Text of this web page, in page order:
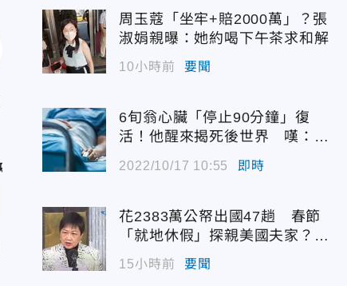
周玉蔻「坐牢+賠2000萬」？張
淑娟親曝：她約喝下午茶求和解
10小時前 要聞
6旬翁心臟「停止90分鐘」復
活！他醒來揭死後世界 嘆：很
2022/10/17 10:55 即時
花2383萬公帑出國47趟 春節
「就地休假」探親美國夫家？徐
佳青回應了
15小時前 要聞